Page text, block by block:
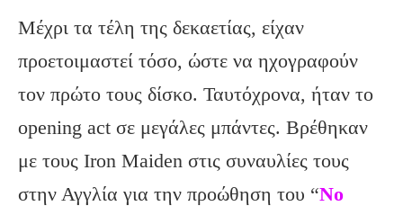
Μέχρι τα τέλη της δεκαετίας, είχαν
προετοιμαστεί τόσο, ώστε να ηχογραφούν
τον πρώτο τους δίσκο. Ταυτόχρονα, ήταν το
opening act σε μεγάλες μπάντες. Βρέθηκαν
με τους Ιron Maiden στις συναυλίες τους
στην Αγγλία για την προώθηση του “No